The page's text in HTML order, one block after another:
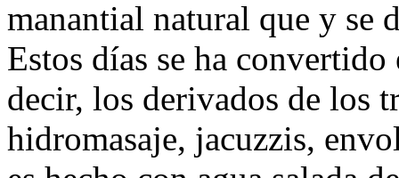
manantial natural que y se
Estos días se ha
decir, los derivados de los
hidromasaje, jacuzzis,